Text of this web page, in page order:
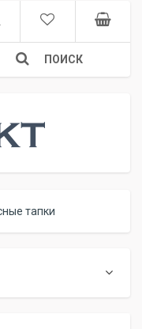
ПОИСК
тапки